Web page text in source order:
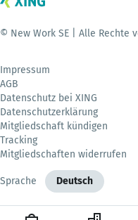
© New Work SE | Alle Rechte
Impressum
AGB
Datenschutz bei XING
Datenschutzerklärung
Mitgliedschaft kündigen
Tracking
Mitgliedschaften widerrufen
Sprache Deutsch